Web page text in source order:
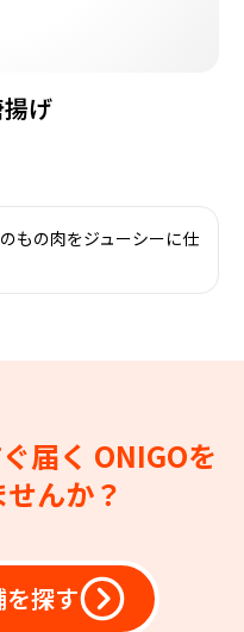
げ
もの肉をジューシーに仕
届く ONIGOを
んか？
探す